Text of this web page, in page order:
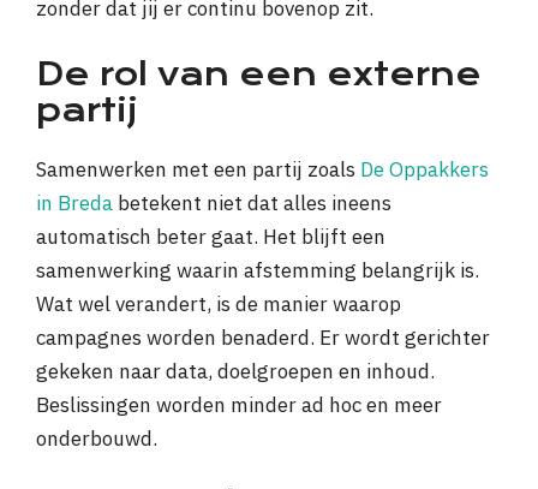
zonder dat jij er continu bovenop zit.
De rol van een externe
partij
Samenwerken met een partij zoals De Oppakkers
in Breda betekent niet dat alles ineens
automatisch beter gaat. Het blijft een
samenwerking waarin afstemming belangrijk is.
Wat wel verandert, is de manier waarop
campagnes worden benaderd. Er wordt gerichter
gekeken naar data, doelgroepen en inhoud.
Beslissingen worden minder ad hoc en meer
onderbouwd.